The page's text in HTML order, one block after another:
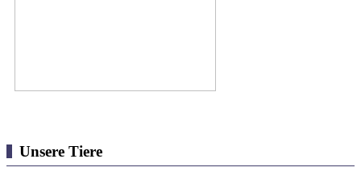
Unsere Tiere